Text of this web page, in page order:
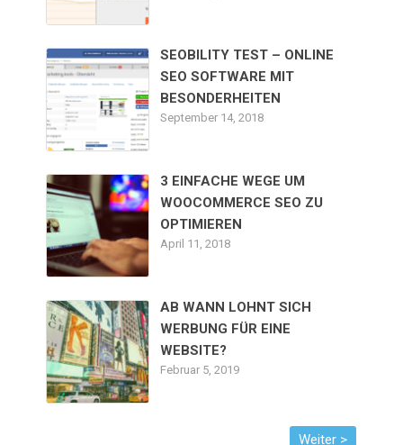
SEOBILITY TEST – ONLINE
SEO SOFTWARE MIT
BESONDERHEITEN
September 14, 2018
3 EINFACHE WEGE UM
WOOCOMMERCE SEO ZU
OPTIMIEREN
April 11, 2018
AB WANN LOHNT SICH
WERBUNG FÜR EINE
WEBSITE?
Februar 5, 2019